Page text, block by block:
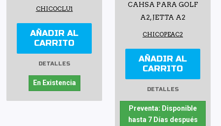
CHICOCLU1
AÑADIR AL
CARRITO
DETALLES
En Existencia
CAHSA PARA GOLF
A2, JETTA A2
CHICOPEAC2
AÑADIR AL
CARRITO
DETALLES
Preventa: Disponible
hasta 7 Días después